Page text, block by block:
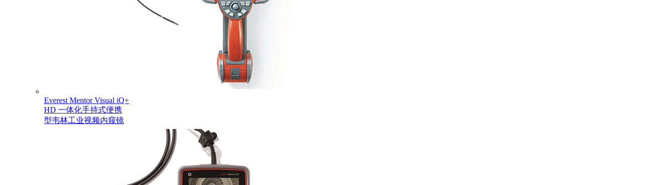
Everest Mentor Visual iQ+
HD 一体化手持式便携
型韦林工业视频内窥镜